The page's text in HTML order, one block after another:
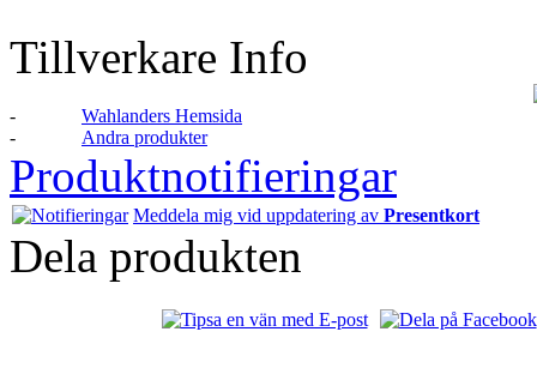
Tillverkare Info
-
Wahlanders Hemsida
-
Andra produkter
Produktnotifieringar
Meddela mig vid uppdatering av Presentkort
Dela produkten